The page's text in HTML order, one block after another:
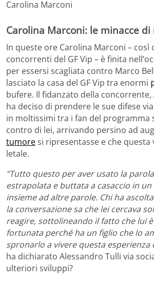
Carolina Marconi
Carolina Marconi: le minacce
In queste ore Carolina Marconi – così
concorrenti del GF Vip – è finita
per essersi scagliata contro Marco
lasciato la casa del GF Vip tra enormi
bufere. Il fidanzato della concorrente,
ha deciso di prendere le sue difese
in moltissimi tra i fan del programma
contro di lei, arrivando persino ad
tumoresi ripresentasse e che questa
letale.
“Tutto questo per aver usato la
estrapolata e buttata a casaccio in
insieme ad altre parole. Chi ha
la conversazione sa che lei cercava
reagire, sottolineando il fatto che lui
fortunata perché ha un figlio che lo
spronarlo a vivere questa esperienza
ha dichiarato Alessandro Tulli via
ulteriori sviluppi?